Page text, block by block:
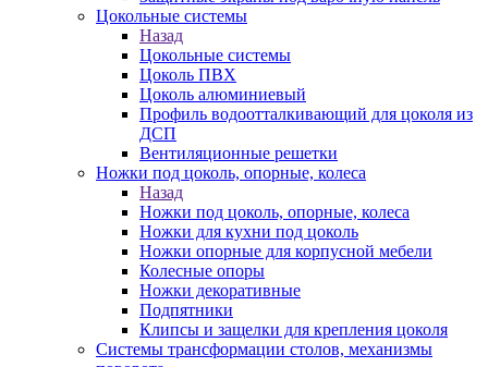
Цокольные системы
Назад
Цокольные системы
Цоколь ПВХ
Цоколь алюминиевый
Профиль водоотталкивающий для цоколя из
ДСП
Вентиляционные решетки
Ножки под цоколь, опорные, колеса
Назад
Ножки под цоколь, опорные, колеса
Ножки для кухни под цоколь
Ножки опорные для корпусной мебели
Колесные опоры
Ножки декоративные
Подпятники
Клипсы и защелки для крепления цоколя
Системы трансформации столов, механизмы